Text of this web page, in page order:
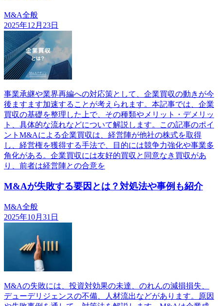
M&A全般
2025年12月23日
事業承継や業界再編への対応策として、企業買収の動きが今
後ますます加速することが考えられます。本記事では、企業
買収の基礎を整理した上で、その種類やメリット・デメリッ
ト、具体的な流れなどについて解説します。この記事のポイ
ントM&Aによる企業買収は、経営陣が他社の株式を取得
し、経営権を獲得する手法で、目的には競争力強化や事業多
角化がある。企業買収には友好的買収と同意なき買収があ
り、前者は経営陣との合意を
M&Aが失敗する要因とは？対処法や事例も紹介
M&A全般
2025年10月31日
M&Aの失敗には、投資対効果の未達、のれんの減損損失、
デューデリジェンスの不備、人材流出などがあります。原因